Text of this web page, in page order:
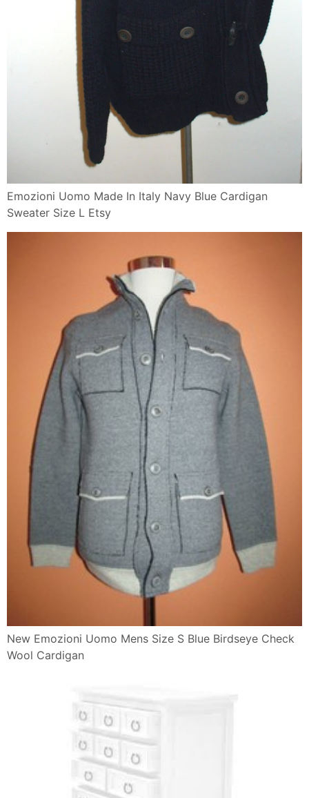
Emozioni Uomo Made In Italy Navy Blue Cardigan
Sweater Size L Etsy
New Emozioni Uomo Mens Size S Blue Birdseye Check
Wool Cardigan